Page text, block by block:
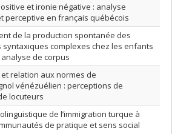
et ironie négative : analyse
perceptive en français québécois
de la production spontanée des
syntaxiques complexes chez les enfants
analyse de corpus
relation aux normes de
vénézuélien : perceptions de
locuteurs
de l’immigration turque à
de pratique et sens social